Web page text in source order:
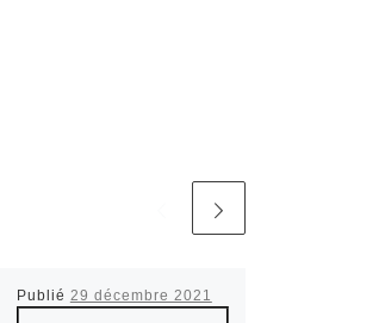
Publié 29 décembre 2021